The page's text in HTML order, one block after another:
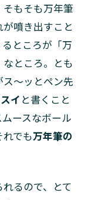
もそも万年筆
噴き出すこと
ところが「万
ところ。とも
〜ッとペン先
イ と書くこと
ースなボール
でも万年筆の
るので、とて